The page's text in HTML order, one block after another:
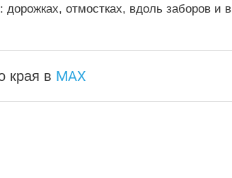
отмостках, вдоль заборов и в
края в MAX